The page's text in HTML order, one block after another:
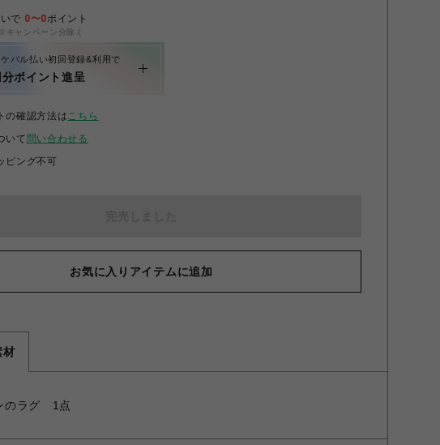
で 0〜0ポイント
キャンペーン分除く
パル払い初回登録&利用で
ポイント進呈
の確認方法はこちら
いて 問い合わせる
ピング不可
お気に入りアイテムに追加
材
のラグ 1点